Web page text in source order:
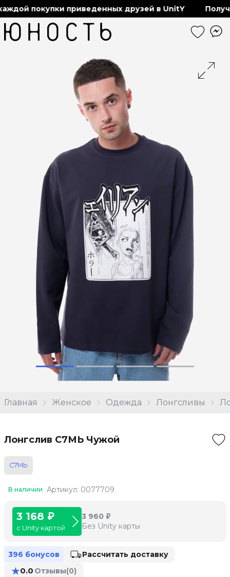
покупки приведенных друзей в UnitY
Главная Женское Одежда Лонгсливы
Лонгслив С7МЬ Чужой
С7МЬ
В наличии Артикул: 0077709
3 168 ₽
с Unity картой
3 960 ₽
Без Unity карты
396 бонусов Рассчитать доставку
★0.0 Отзывы(0)